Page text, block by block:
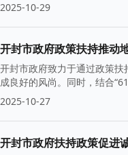
2025-10-29
开封市政府政策扶持推动
开封市政府致力于通过政策
成良好的风尚。同时，结合
2025-10-27
开封市政府扶持政策促进